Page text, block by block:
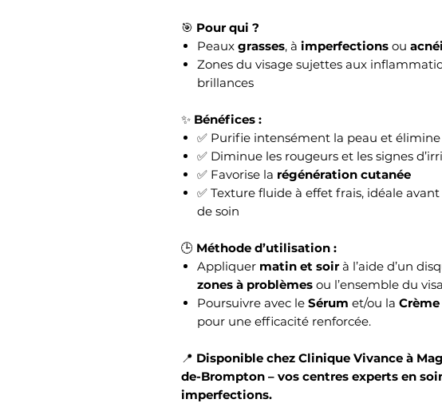
🎯 Pour qui ?
Peaux grasses, à imperfections ou
Zones du visage sujettes aux
brillances
✨ Bénéfices :
✅ Purifie intensément la peau et
✅ Diminue les rougeurs et les signes
✅ Favorise la régénération cutanée
✅ Texture fluide à effet frais, idéale
de soin
🕒 Méthode d’utilisation :
Appliquer matin et soirà l’aide d’un
zones à problèmes ou l’ensemble du
Poursuivre avec le Sérum et/ou la
pour une efficacité renforcée.
📍 Disponible chez Clinique Vivance à
de-Brompton – vos centres experts en
imperfections.